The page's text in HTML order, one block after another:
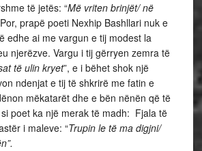
të jetës: “Më vriten brinjët/ në
Por, prapë poeti Nexhip Bashllari nuk e
edhe ai me vargun e tij modest la
njerëzve. Vargu i tij gërryen zemra të
të ulin kryet”, e i bëhet shok një
ndenjat e tij të shkrirë me fatin e
mëkatarët dhe e bën nënën që të
poet ka një merak të madh: Fjala të
i maleve: “Trupin le të ma digjni/